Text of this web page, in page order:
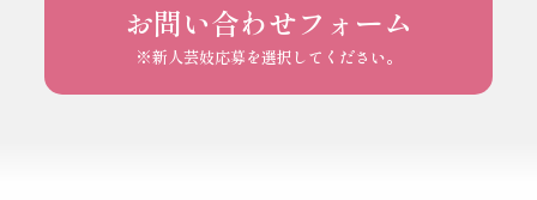
お問い合わせフォーム
※新人芸妓応募を選択してください。